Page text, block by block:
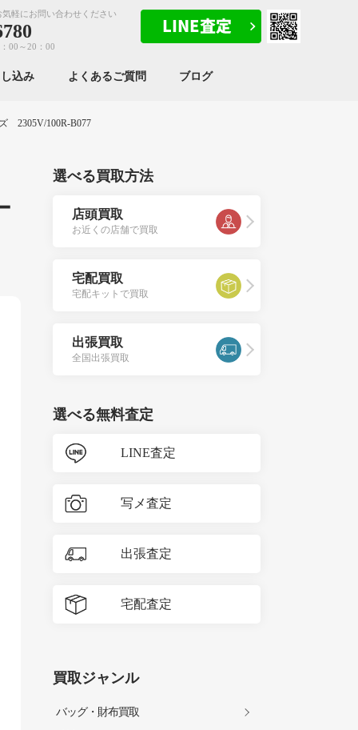
軽にお問い合わせください
00～20：00
込み よくあるご質問 ブログ
2305V/100R-B077
選べる買取方法
店頭買取
お近くの店舗で買取
宅配買取
宅配キットで買取
出張買取
全国出張買取
選べる無料査定
LINE査定
写メ査定
出張査定
宅配査定
買取ジャンル
バッグ・財布買取